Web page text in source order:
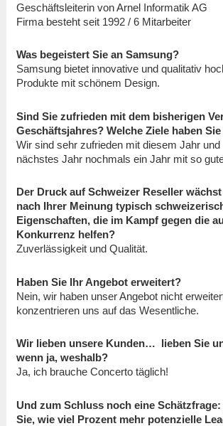
Geschäftsleiterin von Arnel Informatik AG
Firma besteht seit 1992 / 6 Mitarbeiter
Was begeistert Sie an Samsung?
Samsung bietet innovative und qualitativ
Produkte mit schönem Design.
Sind Sie zufrieden mit dem bisherigen
Geschäftsjahres? Welche Ziele haben
Wir sind sehr zufrieden mit diesem Jahr und
nächstes Jahr nochmals ein Jahr mit so
Der Druck auf Schweizer Reseller
nach Ihrer Meinung typisch
Eigenschaften, die im Kampf gegen die
Konkurrenz helfen?
Zuverlässigkeit und Qualität.
Haben Sie Ihr Angebot erweitert?
Nein, wir haben unser Angebot nicht
konzentrieren uns auf das Wesentliche.
Wir lieben unsere Kunden… lieben Sie
wenn ja, weshalb?
Ja, ich brauche Concerto täglich!
Und zum Schluss noch eine Schätzfrage:
Sie, wie viel Prozent mehr potenzielle